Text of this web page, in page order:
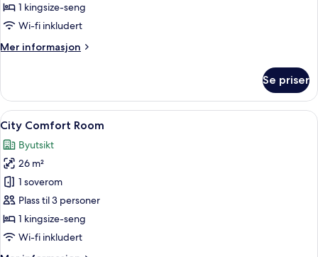
1 kingsize-seng
Wi-fi inkludert
Mer informasjon
Mer
Suite
Se priser
Åpne
alle
bildene
av
City
Comfort
Room
City Comfort Room | Safe på
5
City Comfort Room
Byutsikt
26 m²
1 soverom
Plass til 3 personer
1 kingsize-seng
Wi-fi inkludert